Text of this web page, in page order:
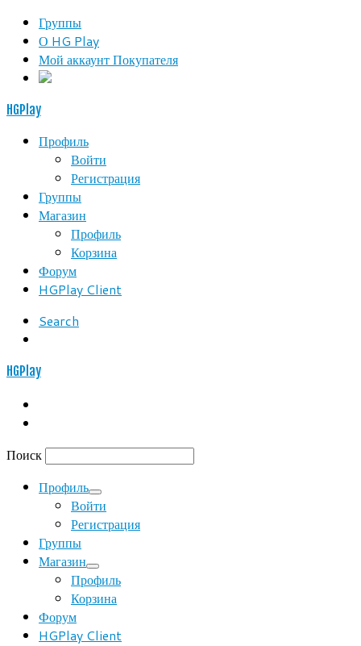
Группы
О HG Play
Мой аккаунт Покупателя
HGPlay
Профиль
Войти
Регистрация
Группы
Магазин
Профиль
Корзина
Форум
HGPlay Client
Search
HGPlay
Поиск
Профиль
Войти
Регистрация
Группы
Магазин
Профиль
Корзина
Форум
HGPlay Client